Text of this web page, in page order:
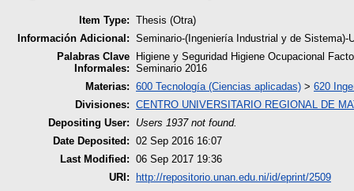
Item Type: Thesis (Otra)
Información Adicional: Seminario-(Ingeniería Industrial y de Sistema)-
Palabras Clave
Informales:
Higiene y Seguridad Higiene Ocupacional
Seminario 2016
Materias: 600 Tecnología (Ciencias aplicadas) > 620
Divisiones: CENTRO UNIVERSITARIO REGIONAL DE
Depositing User:
Users 1937 not found.
Date Deposited: 02 Sep 2016 16:07
Last Modified: 06 Sep 2017 19:36
URI:
http://repositorio.unan.edu.ni/id/eprint/2509